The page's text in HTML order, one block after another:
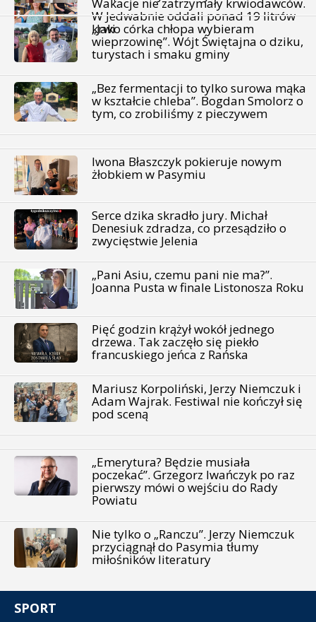
W Jedwabnie oddali ponad 19 litrów
krwi
„Jako córka chłopa wybieram
wieprzowinę”. Wójt Świętajna o dziku,
turystach i smaku gminy
„Bez fermentacji to tylko surowa mąka
w kształcie chleba”. Bogdan Smolorz o
tym, co zrobiliśmy z pieczywem
Iwona Błaszczyk pokieruje nowym
żłobkiem w Pasymiu
Serce dzika skradło jury. Michał
Denesiuk zdradza, co przesądziło o
zwycięstwie Jelenia
„Pani Asiu, czemu pani nie ma?”.
Joanna Pusta w finale Listonosza Roku
Pięć godzin krążył wokół jednego
drzewa. Tak zaczęło się piekło
francuskiego jeńca z Rańska
Mariusz Korpoliński, Jerzy Niemczuk i
Adam Wajrak. Festiwal nie kończył się
pod sceną
„Emerytura? Będzie musiała
poczekać”. Grzegorz Iwańczyk po raz
pierwszy mówi o wejściu do Rady
Powiatu
Nie tylko o „Ranczu”. Jerzy Niemczuk
przyciągnął do Pasymia tłumy
miłośników literatury
SPORT